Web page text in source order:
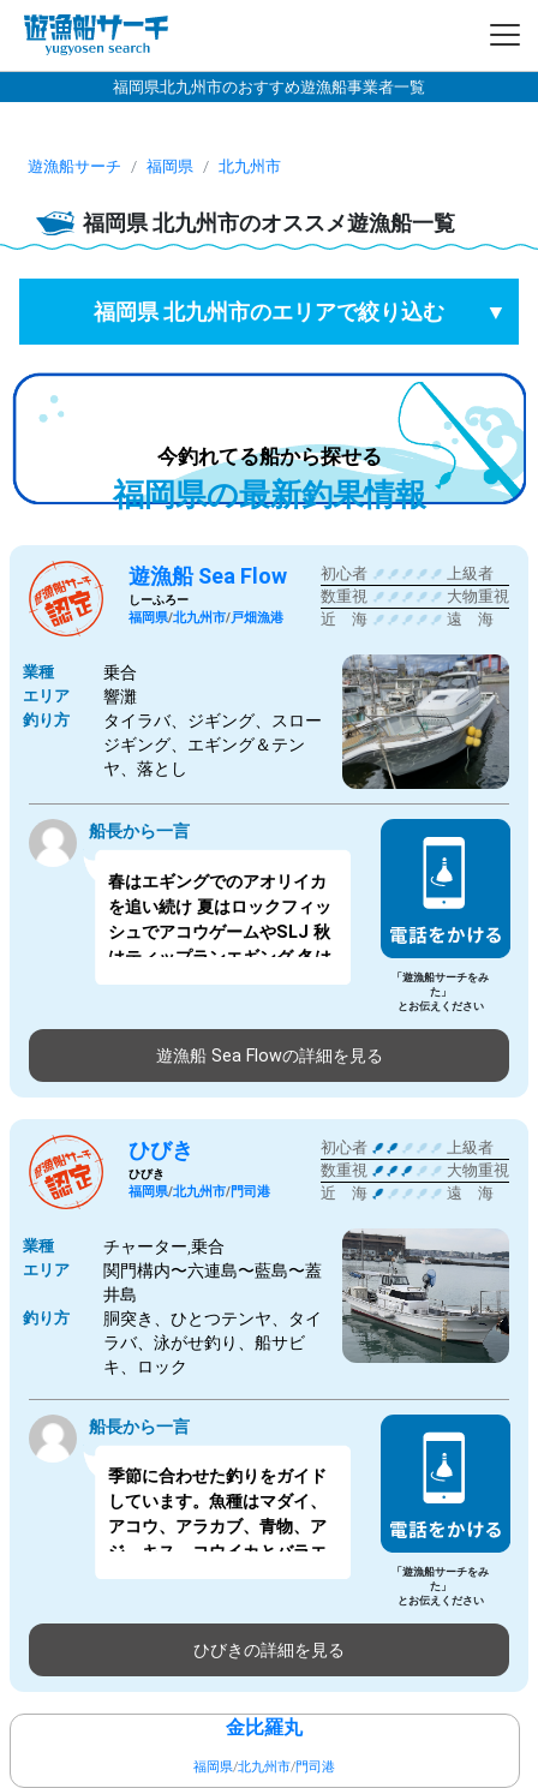
福岡県北九州市のおすすめ遊漁船事業者一覧
遊漁船サーチ 福岡県 北九州市
福岡県北九州市のオススメ遊漁船一覧
福岡県 北九州市のエリアで絞り込む
今釣れてる船から探せる
福岡県の最新釣果情報
遊漁船 Sea Flow
しーふろー
福岡県/北九州市/戸畑漁港
初心者
上級者
数重視
大物重視
近 海
遠 海
業種 乗合
エリア 響灘
釣り方
タイラバ、ジギング、スロー
ジギング、エギング＆テン
ヤ、落とし
船長から一言
春はエギングでのアオリイカ
を追い続け 夏はロックフィッ
シュでアコウゲームやSLJ 秋
はティップランエギング 冬は
ティップランエギングとカワ
しくガイドします。 女性に優
しいトイレやキャビン、プロ
の料理人の船長が料理方法ま
「遊漁船サーチをみ
た」
とお伝えください
遊漁船 Sea Flowの詳細を見る
ひびき
ひびき
福岡県/北九州市/門司港
初心者
上級者
数重視
大物重視
近 海
遠 海
業種 チャーター,乗合
エリア
関門構内〜六連島〜藍島〜蓋
井島
釣り方
胴突き、ひとつテンヤ、タイ
ラバ、泳がせ釣り、船サビ
キ、ロック
船長から一言
季節に合わせた釣りをガイド
しています。魚種はマダイ、
アコウ、アラカブ、青物、ア
ジ、キス、コウイカとバラエ
ティに富んでいます。釣り方
ライト泳がせ、胴突釣り、サ
ビキ釣り、スッテ釣りと季節
に合わせた釣り方がありま
「遊漁船サーチをみ
た」
とお伝えください
ひびきの詳細を見る
金比羅丸
福岡県/北九州市/門司港